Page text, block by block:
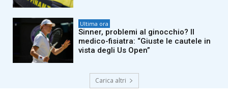
Ultima ora
Sinner, problemi al ginocchio? Il
medico-fisiatra: “Giuste le cautele in
vista degli Us Open”
Carica altri